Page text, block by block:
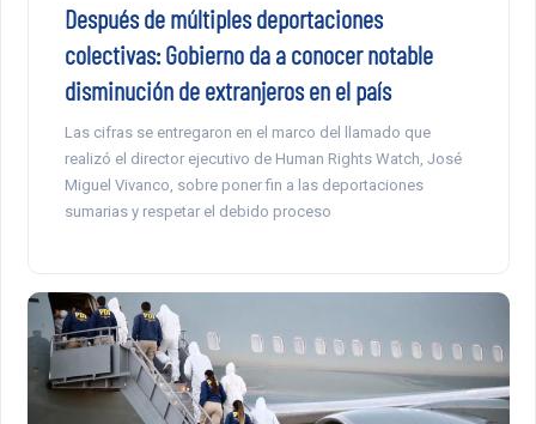
Después de múltiples deportaciones
colectivas: Gobierno da a conocer notable
disminución de extranjeros en el país
Las cifras se entregaron en el marco del llamado que
realizó el director ejecutivo de Human Rights Watch, José
Miguel Vivanco, sobre poner fin a las deportaciones
sumarias y respetar el debido proceso